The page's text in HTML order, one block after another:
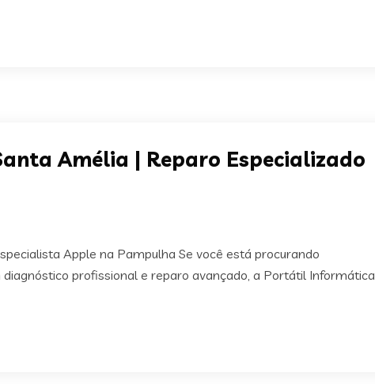
Amélia | Reparo Especializado
Apple na Pampulha Se você está procurando
profissional e reparo avançado, a Portátil Informática